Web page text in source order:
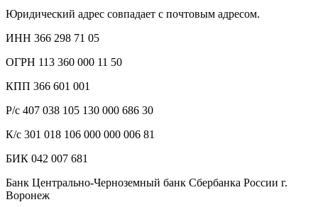
Юридический адрес совпадает с почтовым адресом.
ИНН 366 298 71 05
ОГРН 113 360 000 11 50
КПП 366 601 001
Р/с 407 038 105 130 000 686 30
К/с 301 018 106 000 000 006 81
БИК 042 007 681
Банк Центрально-Черноземный банк Сбербанка России г.
Воронеж